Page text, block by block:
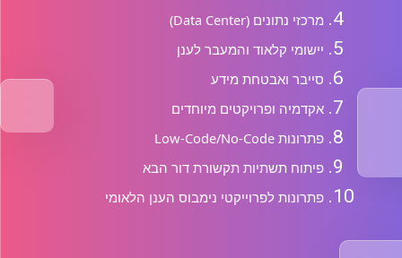
מרכזי נתונים (Data Center)
יישומי קלאוד והמעבר לענן
סייבר ואבטחת מידע
אקדמיה ופרויקטים מיוחדים
פתרונות Low-Code/No-Code
פיתוח תשתיות תקשורת דור הבא
פתרונות לפרוייקטי נימבוס הענן הלאומי